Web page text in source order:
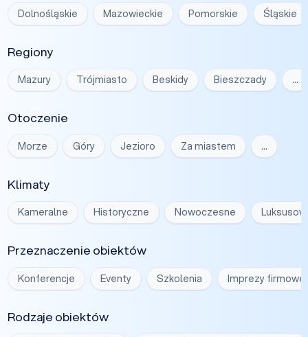
Dolnośląskie Mazowieckie Pomorskie Śląskie
Regiony
Mazury Trójmiasto Beskidy Bieszczady …
Otoczenie
Morze Góry Jezioro Za miastem …
Klimaty
Kameralne Historyczne Nowoczesne
Przeznaczenie obiektów
Konferencje Eventy Szkolenia Imprezy firmowe
Rodzaje obiektów